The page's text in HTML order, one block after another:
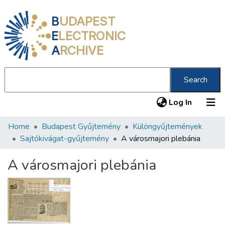
BUDAPEST
ELECTRONIC
ARCHIVE
Search
Log In (current)
Communities & Collections
Statistics
About us
Home Budapest Gyűjtemény
Különgyűjtemények
Sajtókivágat-gyűjtemény
A városmajori plebánia
A városmajori plebánia